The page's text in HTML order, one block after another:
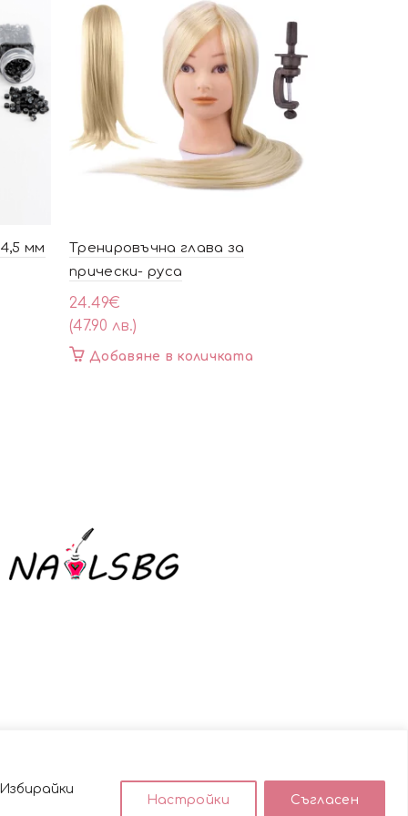
Настройки Съгласен
мм
Тренировъчна глава за
прически- руса
24.49€
(47.90 лв.)
Добавяне в количката
им.